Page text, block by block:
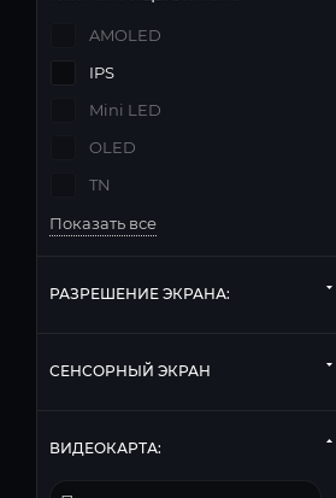
AMOLED
IPS
Mini LED
OLED
TN
Показать все
РАЗРЕШЕНИЕ ЭКРАНА:
СЕНСОРНЫЙ ЭКРАН
ВИДЕОКАРТА: